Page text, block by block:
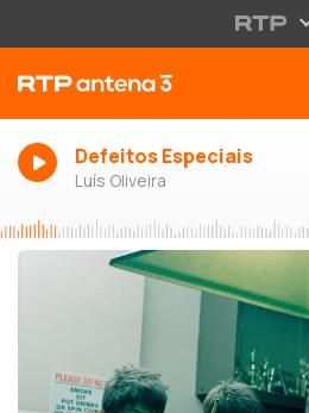
Defeitos Especiais
Luís Oliveira